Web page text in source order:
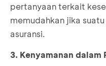
pertanyaan terkait
memudahkan jika
asuransi.
3. Kenyamanan dalam